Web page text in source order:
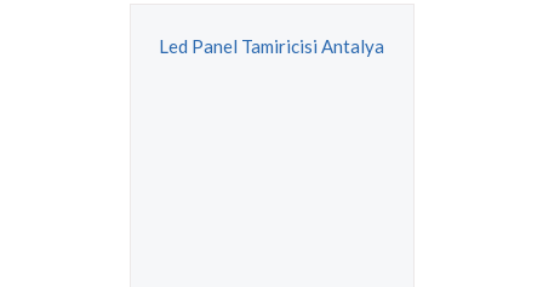
Led Panel Tamiricisi Antalya